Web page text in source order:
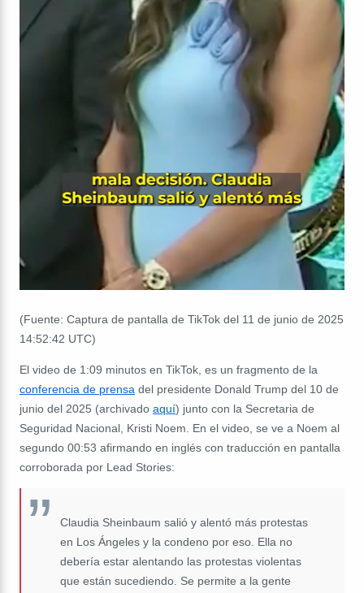
(Fuente: Captura de pantalla de TikTok del 11 de junio de 2025
14:52:42 UTC)
El video de 1:09 minutos en TikTok, es un fragmento de la
conferencia de prensa del presidente Donald Trump del 10 de
junio del 2025 (archivado aquí) junto con la Secretaria de
Seguridad Nacional, Kristi Noem. En el video, se ve a Noem al
segundo 00:53 afirmando en inglés con traducción en pantalla
corroborada por Lead Stories:
Claudia Sheinbaum salió y alentó más protestas
en Los Ángeles y la condeno por eso. Ella no
debería estar alentando las protestas violentas
que están sucediendo. Se permite a la gente